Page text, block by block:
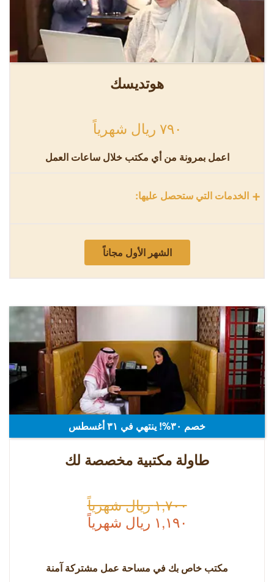
هوتديسك
٧٩٠ ريال شهرياً
اعمل بمرونة من أي مكتب خلال ساعات العمل
الخدمات التي ستحصل عليها: +
الشهر الأول مجاناً
خصم ٣٠%! ينتهي في ٣۱ أغسطس
طاولة مكتبية مخصصة لك
١,٧٠٠ ريال شهرياً
١,١٩٠ ريال شهرياً
مكتب خاص بك في مساحة عمل مشتركة آمنة